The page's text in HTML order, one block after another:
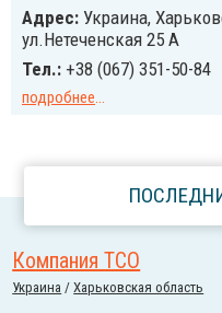
Адрес: Украина,
ул.Нетеченская 25 А
Тел.: +38 (067) 351-50-84
подробнее...
Компания ТСО
Украина /Харьковская область